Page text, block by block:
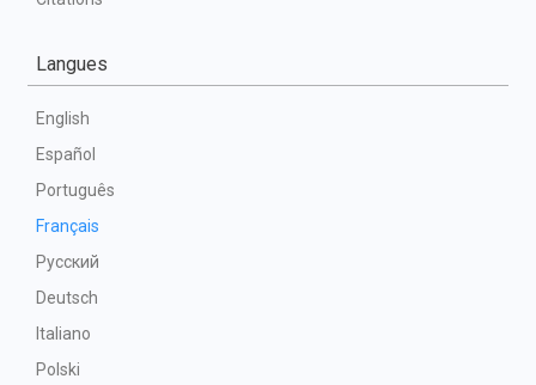
Langues
English
Español
Português
Français
Русский
Deutsch
Italiano
Polski